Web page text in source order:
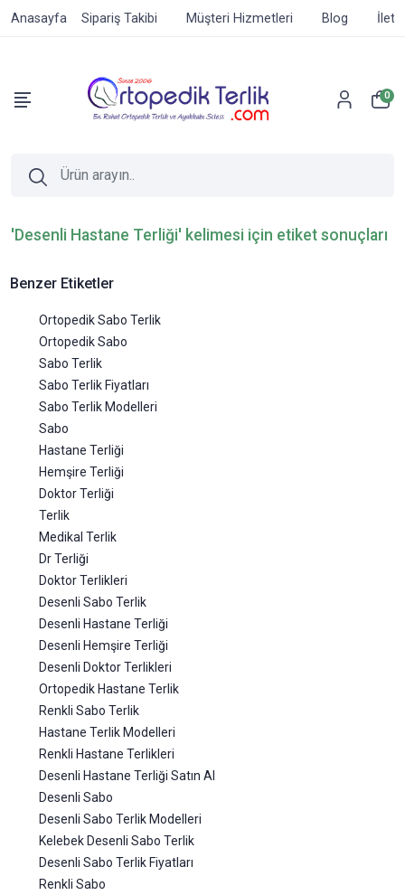
Anasayfa Sipariş Takibi Müşteri Hizmetleri Blog
0
'Desenli Hastane Terliği' kelimesi için etiket sonuçları
Benzer Etiketler
Ortopedik Sabo Terlik
Ortopedik Sabo
Sabo Terlik
Sabo Terlik Fiyatları
Sabo Terlik Modelleri
Sabo
Hastane Terliği
Hemşire Terliği
Doktor Terliği
Terlik
Medikal Terlik
Dr Terliği
Doktor Terlikleri
Desenli Sabo Terlik
Desenli Hastane Terliği
Desenli Hemşire Terliği
Desenli Doktor Terlikleri
Ortopedik Hastane Terlik
Renkli Sabo Terlik
Hastane Terlik Modelleri
Renkli Hastane Terlikleri
Desenli Hastane Terliği Satın Al
Desenli Sabo
Desenli Sabo Terlik Modelleri
Kelebek Desenli Sabo Terlik
Desenli Sabo Terlik Fiyatları
Renkli Sabo